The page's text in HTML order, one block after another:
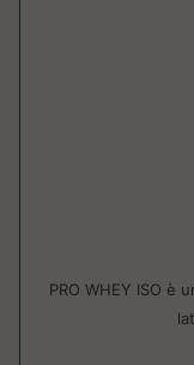
PRO WHEY ISO è